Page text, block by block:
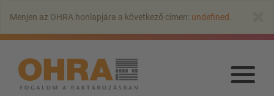
fő
Menjen az OHRA honlapjára a következő címen: undefined